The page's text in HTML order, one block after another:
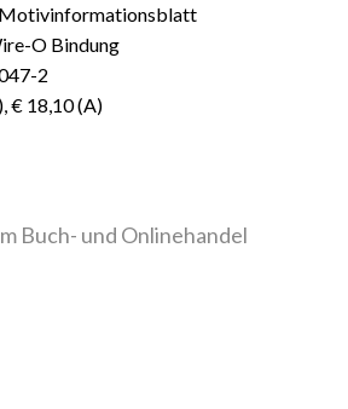
Motivinformationsblatt
O Bindung
2
€ 18,10 (A)
Buch- und Onlinehandel